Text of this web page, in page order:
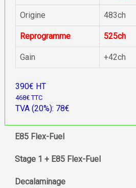
Origine 483ch
Reprogramme 525ch
Gain +42ch
390€ HT
468€ TTC
TVA (20%): 78€
E85 Flex-Fuel
Stage 1 + E85 Flex-Fuel
Decalaminage